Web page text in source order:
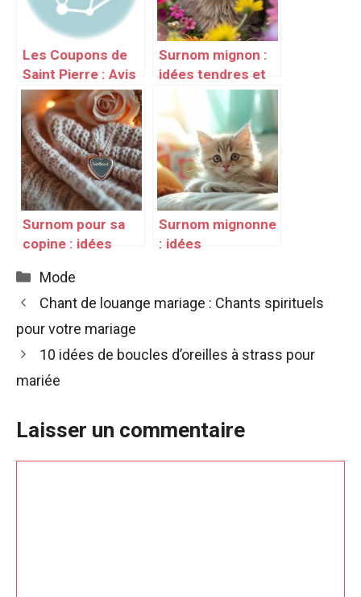
Les Coupons de
Saint Pierre : Avis
et test
Surnom mignon :
idées tendres et
originales
Surnom pour sa
copine : idées
Surnom mignonne
: idées
Catégories
Mode
Chant de louange mariage : Chants spirituels
pour votre mariage
10 idées de boucles d’oreilles à strass pour
mariée
Laisser un commentaire